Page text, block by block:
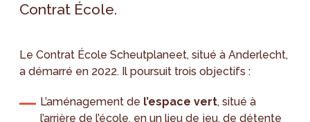
Contrat École.
Le Contrat École Scheutplaneet, situé à Anderlecht,
a démarré en 2022. Il poursuit trois objectifs :
L’aménagement de l’espace vert, situé à
l’arrière de l’école, en un lieu de jeu, de détente